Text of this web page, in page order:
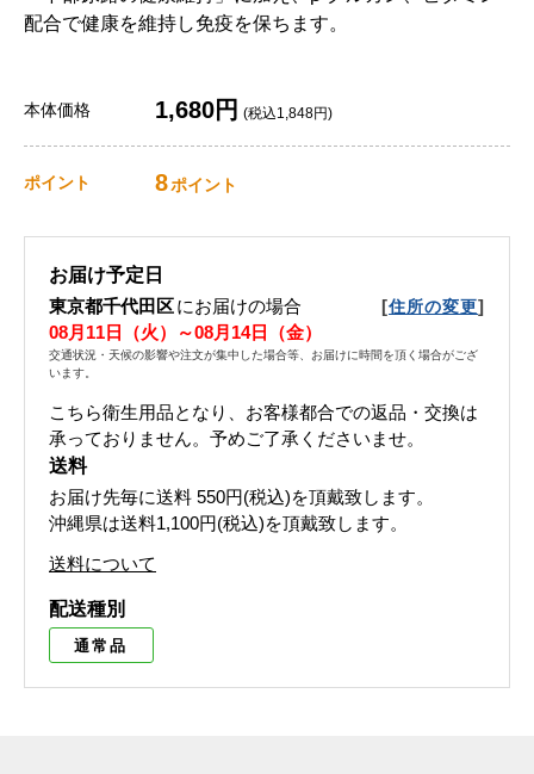
配合で健康を維持し免疫を保ちます。
本体価格 1,680円 (税込1,848円)
ポイント 8ポイント
お届け予定日
東京都千代田区にお届けの場合 [住所の変更]
08月11日（火）～08月14日（金）
交通状況・天候の影響や注文が集中した場合等、お届けに時間を頂く場合がござ
います。
こちら衛生用品となり、お客様都合での返品・交換は
承っておりません。予めご了承くださいませ。
送料
お届け先毎に送料 550円(税込)を頂戴致します。
沖縄県は送料1,100円(税込)を頂戴致します。
送料について
配送種別
通常品